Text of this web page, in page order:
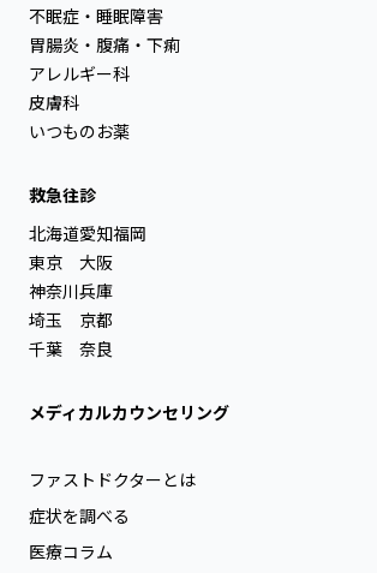
不眠症・睡眠障害
胃腸炎・腹痛・下痢
アレルギー科
皮膚科
いつものお薬
救急往診
北海道
東京
神奈川
埼玉
千葉
愛知
大阪
兵庫
京都
奈良
福岡
メディカルカウンセリング
ファストドクターとは
症状を調べる
医療コラム